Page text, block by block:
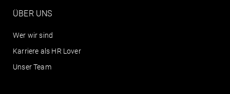
ÜBER UNS
Wer wir sind
Karriere als HR Lover
Unser Team